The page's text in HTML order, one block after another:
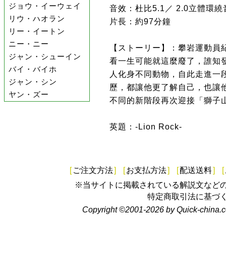
ジョウ・イーウェイ
リウ・ハオラン
リー・イートン
ニー・ニー
ジャン・シューイン
バイ・バイホ
ジャン・シン
ヤン・ズー
音效：杜比5.1／ 2.0立體環繞
片長：約97分鐘
【ストーリー】：攀岩運動
看一生可能就這麼廢了，誰知
人化身不同動物，自此走進一
歷，都讓他更了解自己，也讓
不同的新階段再次迎接「獅子
英題：-Lion Rock-
[ ご注文方法] [お支払方法] [配送送料] [
※当サイトに掲載されている解説文など
特定商取引法に基づ
Copyright ©2001-2026 by Quick-